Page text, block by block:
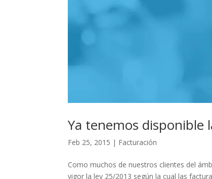
Ya tenemos disponible
Feb 25, 2015 | Facturación
Como muchos de nuestros clientes del
vigor la ley 25/2013 según la cual las